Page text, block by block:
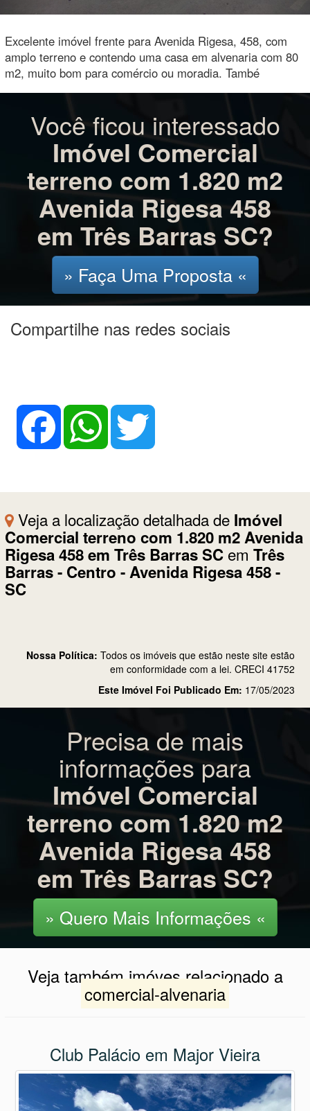
Excelente imóvel frente para Avenida Rigesa, 458, com
amplo terreno e contendo uma casa em alvenaria com 80
m2, muito bom para comércio ou moradia. També
Você ficou interessado
Imóvel Comercial
terreno com 1.820 m2
Avenida Rigesa 458
em Três Barras SC?
» Faça Uma Proposta «
Compartilhe nas redes sociais
Facebook WhatsApp
Veja a localização detalhada de Imóvel
Comercial terreno com 1.820 m2 Avenida
Rigesa 458 em Três Barras SCem Três
Barras - Centro - Avenida Rigesa 458 -
SC
Nossa Política: Todos os imóveis que estão neste site estão
em conformidade com a lei. CRECI 41752
Este Imóvel Foi Publicado Em: 17/05/2023
Precisa de mais
informações para
Imóvel Comercial
terreno com 1.820 m2
Avenida Rigesa 458
em Três Barras SC?
» Quero Mais Informações «
Veja também imóves relacionado a
comercial-alvenaria
Club Palácio em Major Vieira